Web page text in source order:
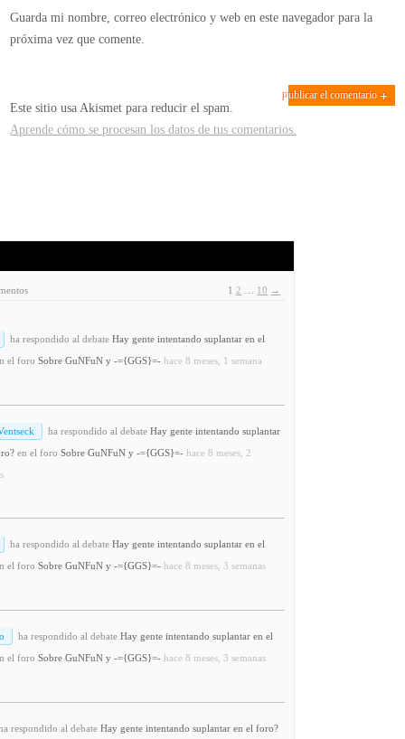
Guarda mi nombre, correo electrónico y web en este navegador para la
próxima vez que comente.
Este sitio usa Akismet para reducir el spam.
Aprende cómo se procesan los datos de tus comentarios.
1 2 10 →
ha respondido al debate Hay gente intentando suplantar en el
el foro Sobre GuNFuN y -={GGS}=- hace 8 meses, 1 semana
ha respondido al debate Hay gente intentando suplantar
en el foro Sobre GuNFuN y -={GGS}=- hace 8 meses, 2
ha respondido al debate Hay gente intentando suplantar en el
el foro Sobre GuNFuN y -={GGS}=- hace 8 meses, 3 semanas
ha respondido al debate Hay gente intentando suplantar en el
el foro Sobre GuNFuN y -={GGS}=- hace 8 meses, 3 semanas
respondido al debate Hay gente intentando suplantar en el foro?